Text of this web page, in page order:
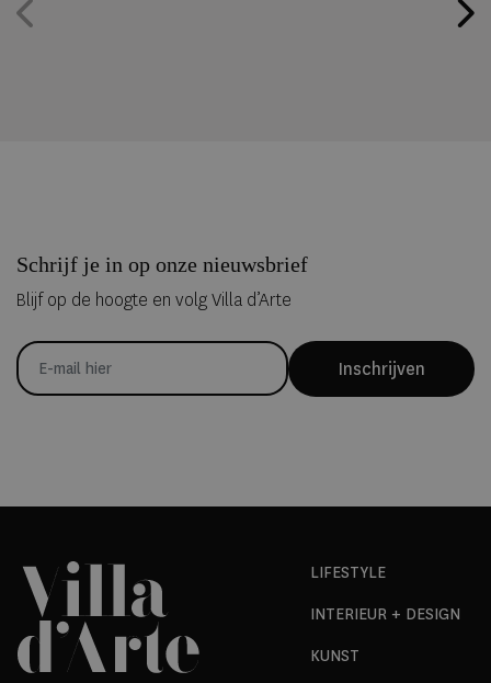
Schrijf je in op onze nieuwsbrief
Blijf op de hoogte en volg Villa d’Arte
Inschrijven
LIFESTYLE
INTERIEUR + DESIGN
KUNST